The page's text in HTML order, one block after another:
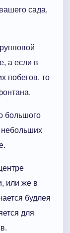
сада,
а если в
побегов, то
большого
небольших
или же в
будлея
для